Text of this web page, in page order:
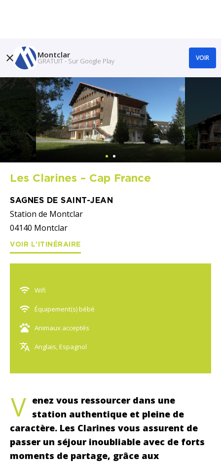
Les Clarines – Cap France
SAGNES DE SAINT-JEAN
Station de Montclar
04140 Montclar
VOIR L'ITINÉRAIRE
Wifi
Équipement(s) bébé
Animaux acceptés
Anglais, Espagnol
V enez vous ressourcer dans une
station authentique et pleine de
caractère. Les Clarines vous assurent de
passer un séjour inoubliable avec de forts
moments de partage, grâce aux
Montclar
GRATUIT - Sur Google Play VOIR